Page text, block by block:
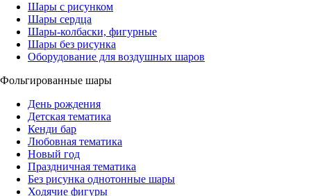
Шары с рисунком
Шары сердца
Шары-колбаски, фигурные
Шары без рисунка
Оборудование для воздушных шаров
Фольгированные шары
День рождения
Детская тематика
Кенди бар
Любовная тематика
Новый год
Праздничная тематика
Без рисунка однотонные шары
Ходячие фигуры